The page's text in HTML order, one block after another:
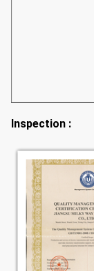
Inspection :